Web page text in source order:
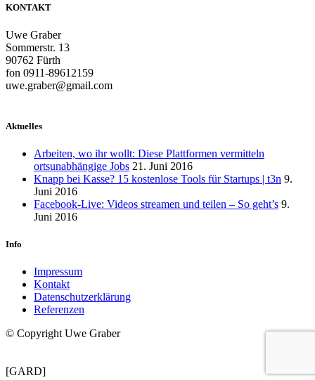
KONTAKT
Uwe Graber
Sommerstr. 13
90762 Fürth
fon 0911-89612159
uwe.graber@gmail.com
Aktuelles
Arbeiten, wo ihr wollt: Diese Plattformen vermitteln
ortsunabhängige Jobs 21. Juni 2016
Knapp bei Kasse? 15 kostenlose Tools für Startups | t3n 9.
Juni 2016
Facebook-Live: Videos streamen und teilen – So geht’s 9.
Juni 2016
Info
Impressum
Kontakt
Datenschutzerklärung
Referenzen
© Copyright Uwe Graber
[GARD]